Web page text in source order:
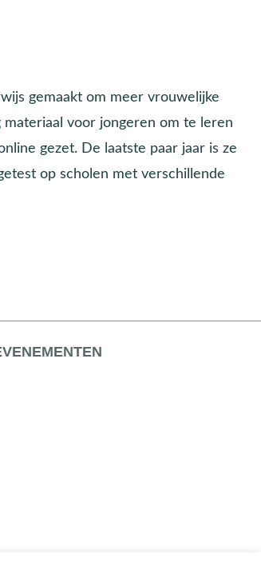
gemaakt om meer vrouwelijke
materiaal voor jongeren om te leren
gezet. De laatste paar jaar is ze
op scholen met verschillende